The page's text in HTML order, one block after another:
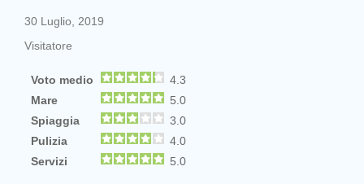
30 Luglio, 2019
Visitatore
Voto medio
4.3
Mare
5.0
Spiaggia
3.0
Pulizia
4.0
Servizi
5.0